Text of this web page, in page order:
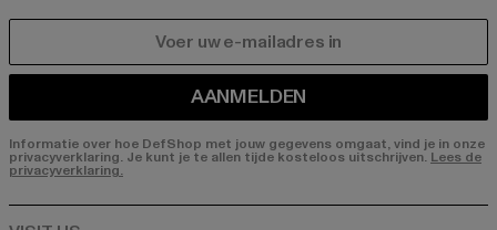
AANMELDEN
Informatie over hoe DefShop met jouw gegevens omgaat, vind je in onze
privacyverklaring. Je kunt je te allen tijde kosteloos uitschrijven. Lees de
privacyverklaring.